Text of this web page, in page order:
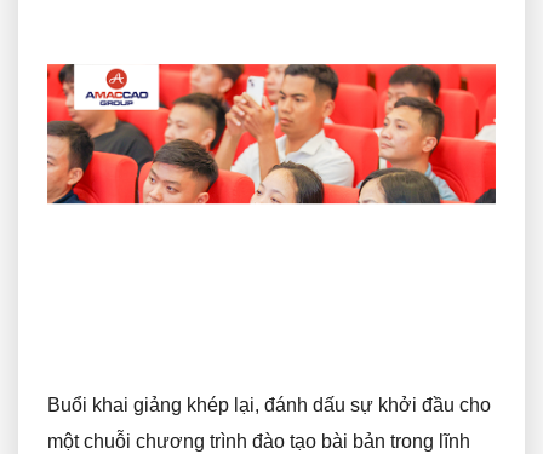
Buổi khai giảng khép lại, đánh dấu sự khởi đầu cho
một chuỗi chương trình đào tạo bài bản trong lĩnh